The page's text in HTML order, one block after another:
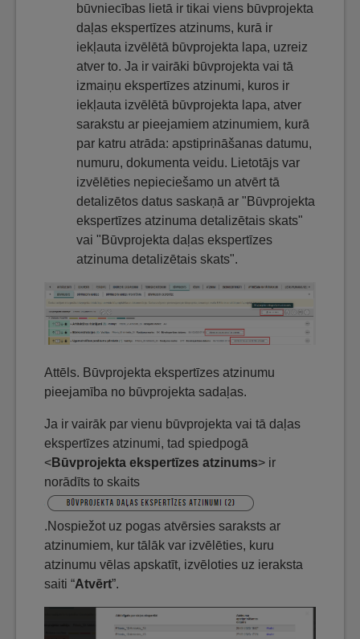
būvniecības lietā ir tikai viens būvprojekta
daļas ekspertīzes atzinums, kurā ir
iekļauta izvēlētā būvprojekta lapa, uzreiz
atver to. Ja ir vairāki būvprojekta vai tā
izmaiņu ekspertīzes atzinumi, kuros ir
iekļauta izvēlētā būvprojekta lapa, atver
sarakstu ar pieejamiem atzinumiem, kurā
par katru atrāda: apstiprināšanas datumu,
numuru, dokumenta veidu. Lietotājs var
izvēlēties nepieciešamo un atvērt tā
detalizētos datus saskaņā ar "Būvprojekta
ekspertīzes atzinuma detalizētais skats"
vai "Būvprojekta daļas ekspertīzes
atzinuma detalizētais skats".
Attēls. Būvprojekta ekspertīzes atzinumu
pieejamība no būvprojekta sadaļas.
Ja ir vairāk par vienu būvprojekta vai tā daļas
ekspertīzes atzinumi, tad spiedpogā
<Būvprojekta ekspertīzes atzinums> ir
norādīts to skaits
.Nospiežot uz pogas atvērsies saraksts ar
atzinumiem, kur tālāk var izvēlēties, kuru
atzinumu vēlas apskatīt, izvēloties uz ieraksta
saiti “Atvērt”.